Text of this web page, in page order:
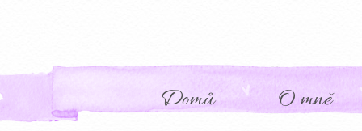
Domů O mně